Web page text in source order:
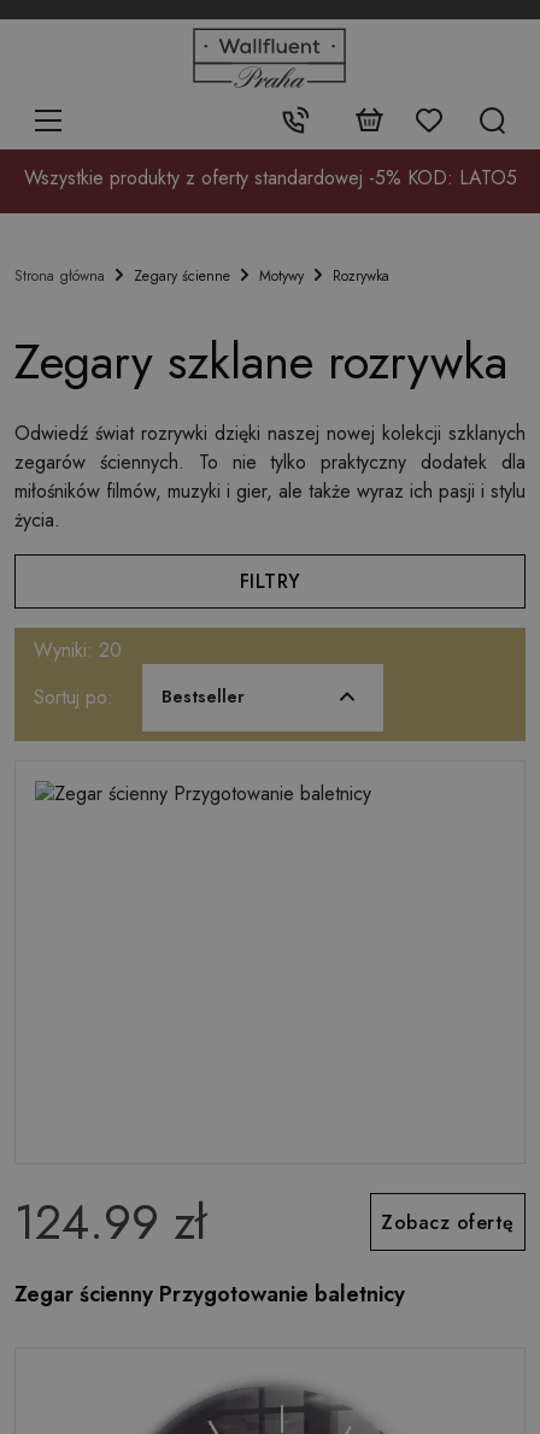
Kontakt:
+48
17
Wszystkie produkty z oferty standardowej -5% KOD: LATO5
Strona główna Zegary ścienne Motywy Rozrywka
Zegary szklane rozrywka
Odwiedź świat rozrywki dzięki naszej nowej kolekcji szklanych
zegarów ściennych. To nie tylko praktyczny dodatek dla
miłośników filmów, muzyki i gier, ale także wyraz ich pasji i stylu
życia.
FILTRY
Wyniki: 20
Sortuj po:
Bestseller
124.99 zł Zobacz ofertę
Zegar ścienny Przygotowanie baletnicy